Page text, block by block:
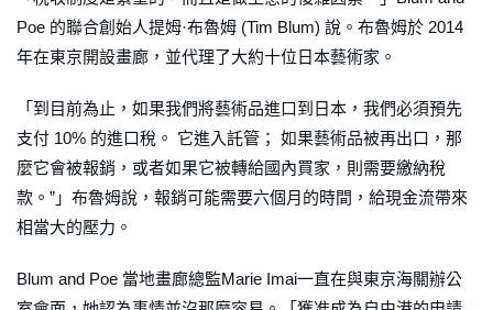
Poe 的聯合創始人提姆·布魯姆 (Tim Blum) 說。布魯姆於 2014
年在東京開設畫廊，並代理了大約十位日本藝術家。
「到目前為止，如果我們將藝術品進口到日本，我們必須預先
支付 10% 的進口稅。 它進入託管； 如果藝術品被再出口，那
麼它會被報銷，或者如果它被轉給國內買家，則需要繳納稅
款。”」布魯姆說，報銷可能需要六個月的時間，給現金流帶來
相當大的壓力。
Blum and Poe 當地畫廊總監Marie Imai一直在與東京海關辦公